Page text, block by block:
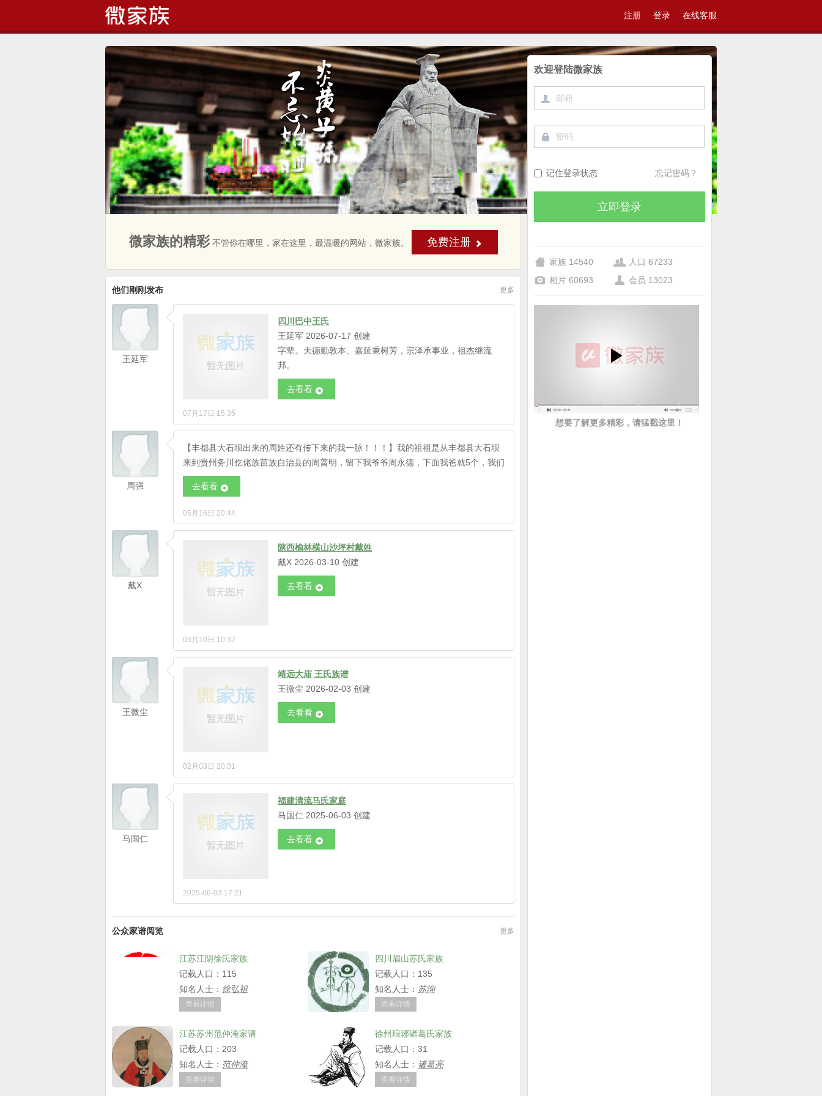
注册 登录 在线客服
亲，赶快加入我们吧
微家族的精彩不管你在哪里，家在这里，最温暖的网站，微家族。 免费注册
他们刚刚发布 更多
王延军
四川巴中王氏
王延军 2026-07-17 创建
字辈。天德勤敦本、嘉延秉树芳，宗泽承事业，祖杰继流
邦。
去看看
07月17日 15:35
周强
【丰都县大石坝出来的周姓还有传下来的我一脉！！！】我的祖祖是从丰都县大石坝
来到贵州务川仡佬族苗族自治县的周普明，留下我爷爷周永德，下面我爸就5个，我们
去看看
05月16日 20:44
戴X
陕西榆林横山沙坪村戴姓
戴X 2026-03-10 创建
去看看
03月10日 10:37
王微尘
靖远大庙 王氏族谱
王微尘 2026-02-03 创建
去看看
02月03日 20:01
马国仁
福建清流马氏家庭
马国仁 2025-06-03 创建
去看看
2025-06-03 17:21
公众家谱阅览 更多
江苏江阴徐氏家族
记载人口：115
知名人士： 徐弘祖
查看详情
四川眉山苏氏家族
记载人口：135
知名人士： 苏洵
查看详情
江苏苏州范仲淹家谱
记载人口：203
知名人士： 范仲淹
查看详情
徐州琅琊诸葛氏家族
记载人口：31
知名人士： 诸葛亮
查看详情
欢迎登陆微家族
记住登录状态 忘记密码？
立即登录
家族 14540
人口 67233
相片 60693
会员 13023
想要了解更多精彩，请猛戳这里！